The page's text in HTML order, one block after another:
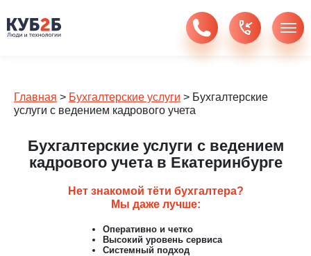
Главная > Бухгалтерские услуги > Бухгалтерские
услуги с ведением кадрового учета
Бухгалтерские услуги с ведением
кадрового учета в Екатеринбурге
Нет знакомой тёти бухгалтера?
Мы даже лучше:
Оперативно и четко
Высокий уровень сервиса
Системный подход